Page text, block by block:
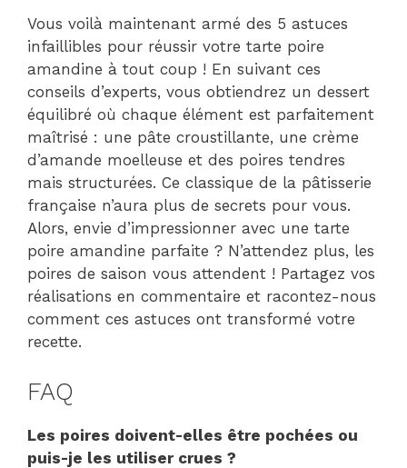
Vous voilà maintenant armé des 5 astuces
infaillibles pour réussir votre tarte poire
amandine à tout coup ! En suivant ces
conseils d’experts, vous obtiendrez un dessert
équilibré où chaque élément est parfaitement
maîtrisé : une pâte croustillante, une crème
d’amande moelleuse et des poires tendres
mais structurées. Ce classique de la pâtisserie
française n’aura plus de secrets pour vous.
Alors, envie d’impressionner avec une tarte
poire amandine parfaite ? N’attendez plus, les
poires de saison vous attendent ! Partagez vos
réalisations en commentaire et racontez-nous
comment ces astuces ont transformé votre
recette.
FAQ
Les poires doivent-elles être pochées ou
puis-je les utiliser crues ?